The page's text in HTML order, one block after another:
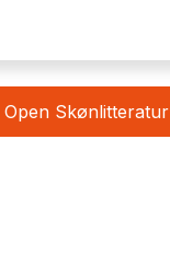
Open Skønlitteratur